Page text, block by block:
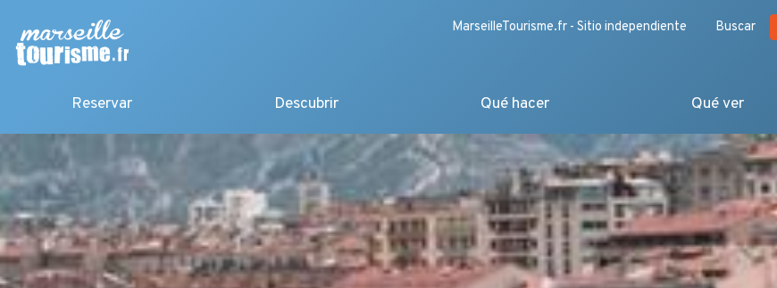
MarseilleTourisme.fr - Sitio independiente Buscar
Reservar Descubrir Qué hacer Qué ver